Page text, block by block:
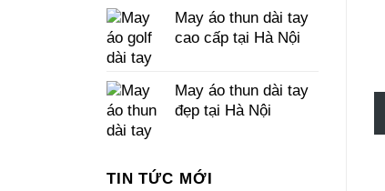
May áo thun dài tay
cao cấp tại Hà Nội
May áo thun dài tay
đẹp tại Hà Nội
TIN TỨC MỚI